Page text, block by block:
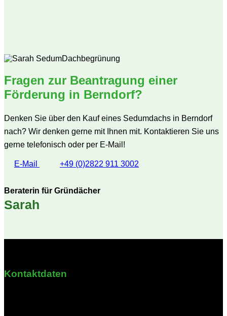
Fragen zur Beantragung einer
Förderung in Berndorf?
Denken Sie über den Kauf eines Sedumdachs in Berndorf
nach? Wir denken gerne mit Ihnen mit. Kontaktieren Sie uns
gerne telefonisch oder per E-Mail!
E-Mail +49 (0)2822 911 3002
Beraterin für Gründächer
Sarah
Kontaktdaten